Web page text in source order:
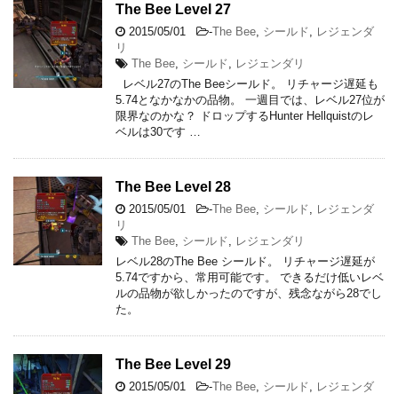
The Bee Level 27
2015/05/01 -The Bee シールド
レジェンダ
リ
The Bee シールド
レジェンダリ
レベル27のThe Beeシールド。 リチャージ遅延も
5.74となかなかの品物。 一週目では、レベル27位が
限界なのかな？ ドロップするHunter Hellquistのレ
ベルは30です …
The Bee Level 28
2015/05/01 -The Bee シールド
レジェンダ
リ
The Bee シールド
レジェンダリ
レベル28のThe Bee シールド。 リチャージ遅延が
5.74ですから、常用可能です。 できるだけ低いレベ
ルの品物が欲しかったのですが、残念ながら28でし
た。
The Bee Level 29
2015/05/01 -The Bee シールド
レジェンダ